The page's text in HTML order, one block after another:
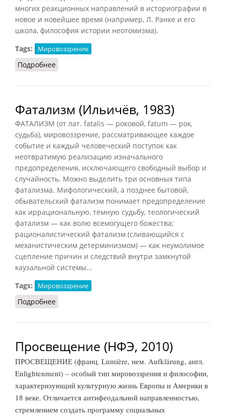
многих реакционных направлений в историографии в
новое и новейшее время (например, Л. Ранке и его
школа, философия истории неотомизма).
Tags:
Мировоззрение
Подробнее
Фатализм (Ильичёв, 1983)
ФАТАЛИЗМ (от лат. fatalis — роковой, fatum — рок,
судьба), мировоззрение, рассматривающее каждое
событие и каждый человеческий поступок как
неотвратимую реализацию изначального
предопределения, исключающего свободный выбор и
случайность. Можно выделить три основных типа
фатализма. Мифологический, а позднее бытовой,
обывательский фатализм понимает предопределение
как иррациональную, тёмную судьбу, теологический
фатализм — как волю всемогущего божества;
рационалистический фатализм (сливающийся с
механистическим детерминизмом) — как неумолимое
сцепление причин и следствий внутри замкнутой
каузальной системы...
Tags:
Мировоззрение
Подробнее
Просвещение (НФЭ, 2010)
ПРОСВЕЩЕНИЕ (франц. Lumière, нем. Aufklärung, англ.
Enlightenment) – особый тип мировоззрения и философии,
характеризующий культурную жизнь Европы и Америки в
18 веке. Отличается антифеодальной направленностью,
стремлением создать программу социальных